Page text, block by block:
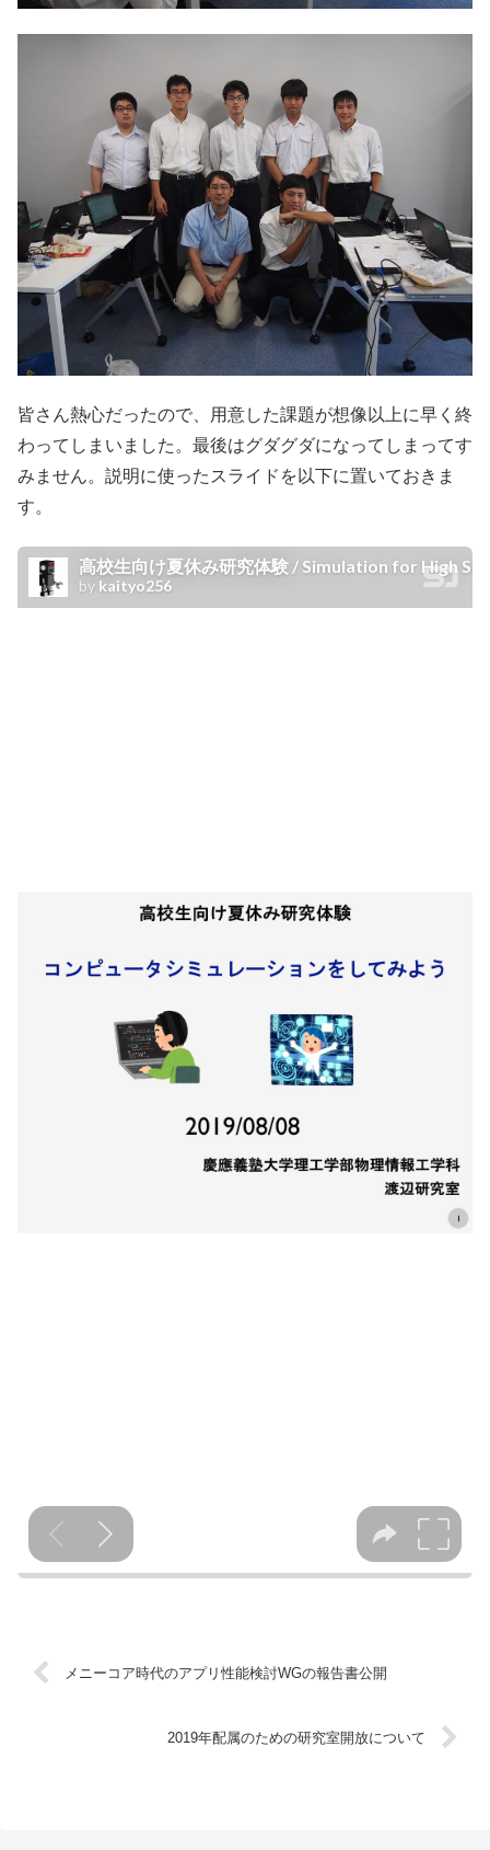
皆さん熱心だったので、用意した課題が想像以上に早く終
わってしまいました。最後はグダグダになってしまってす
みません。説明に使ったスライドを以下に置いておきま
す。
メニーコア時代のアプリ性能検討WGの報告書公開
2019年配属のための研究室開放について